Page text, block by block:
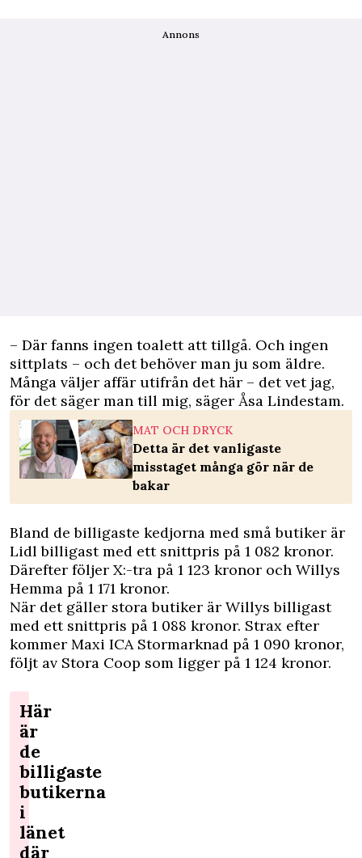
Annons
– Där fanns ingen toalett att tillgå. Och ingen
sittplats – och det behöver man ju som äldre.
Många väljer affär utifrån det här – det vet jag,
för det säger man till mig, säger Åsa Lindestam.
MAT OCH DRYCK
Detta är det vanligaste
misstaget många gör när de
bakar
Bland de billigaste kedjorna med små butiker är
Lidl billigast med ett snittpris på 1 082 kronor.
Därefter följer X:-tra på 1 123 kronor och Willys
Hemma på 1 171 kronor.
När det gäller stora butiker är Willys billigast
med ett snittpris på 1 088 kronor. Strax efter
kommer Maxi ICA Stormarknad på 1 090 kronor,
följt av Stora Coop som ligger på 1 124 kronor.
Här
är
de
billigaste
butikerna
i
länet
där